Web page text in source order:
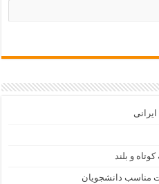
و بلند
مناسب دانشجویان